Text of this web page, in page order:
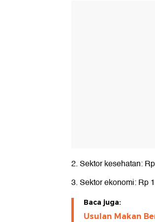
2. Sektor kesehatan:
3. Sektor ekonomi: Rp
Baca juga:
Usulan Makan